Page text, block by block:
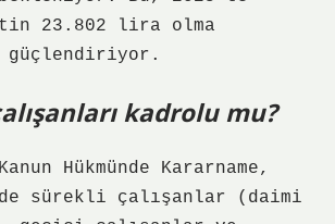
23.802 lira olma
güçlendiriyor.
kadrolu mu?
Hükmünde Kararname,
sürekli çalışanlar (daimi